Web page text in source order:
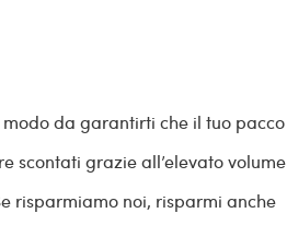
da garantirti che il tuo pacco
scontati grazie all’elevato volume
risparmiamo noi, risparmi anche